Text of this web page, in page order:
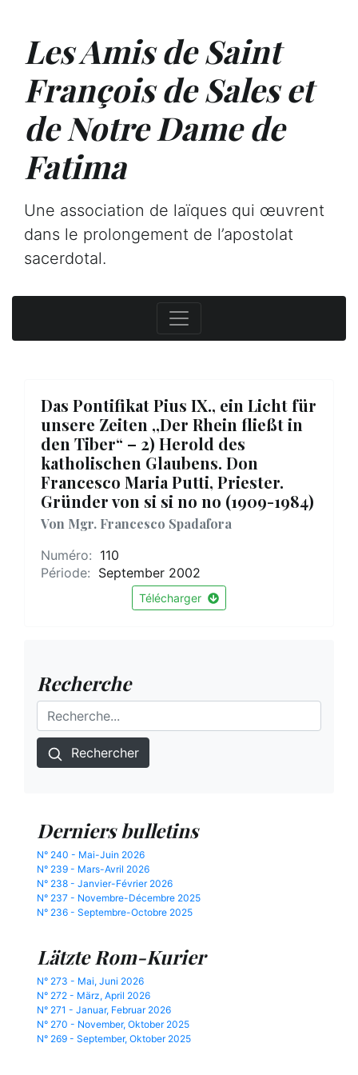
Les Amis de Saint
François de Sales et
de Notre Dame de
Fatima
Une association de laïques qui œuvrent
dans le prolongement de l’apostolat
sacerdotal.
Das Pontifikat Pius IX., ein Licht für
unsere Zeiten ,,Der Rhein fließt in
den Tiber“ – 2) Herold des
katholischen Glaubens. Don
Francesco Maria Putti, Priester.
Gründer von si si no no (1909-1984)
Von Mgr. Francesco Spadafora
Numéro: 110
Période: September 2002
Télécharger
Recherche
Rechercher
Derniers bulletins
N° 240 - Mai-Juin 2026
N° 239 - Mars-Avril 2026
N° 238 - Janvier-Février 2026
N° 237 - Novembre-Décembre 2025
N° 236 - Septembre-Octobre 2025
Lätzte Rom-Kurier
N° 273 - Mai, Juni 2026
N° 272 - März, April 2026
N° 271 - Januar, Februar 2026
N° 270 - November, Oktober 2025
N° 269 - September, Oktober 2025